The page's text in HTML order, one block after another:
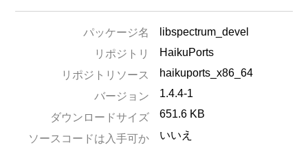
パッケージ名
libspectrum_devel
リポジトリ
HaikuPorts
リポジトリソース
haikuports_x86_64
バージョン
1.4.4-1
ダウンロードサイズ 651.6 KB
ソースコードは入手可か いいえ